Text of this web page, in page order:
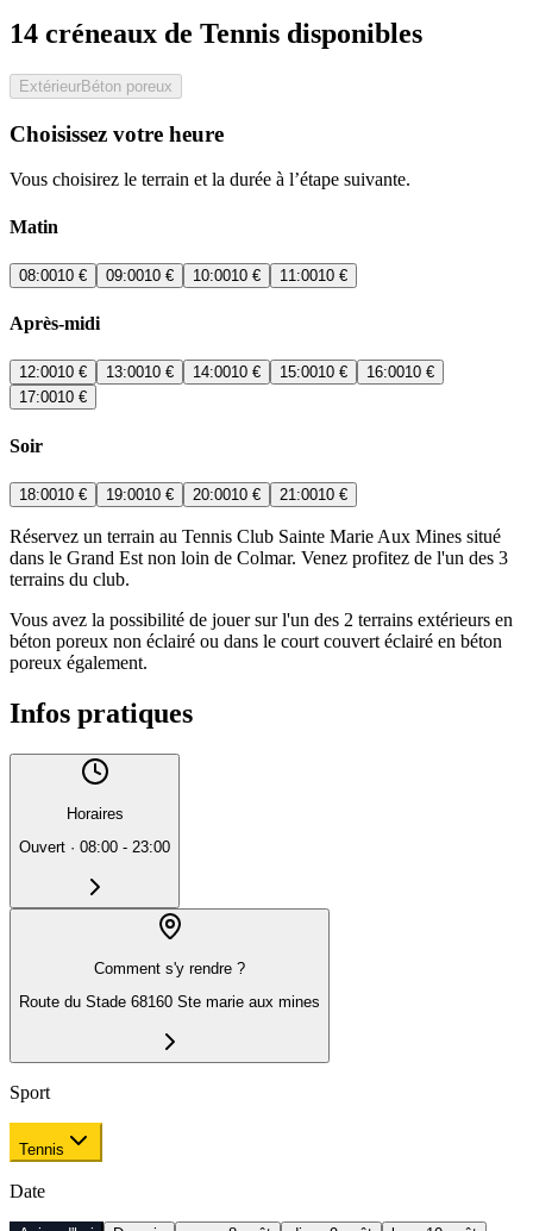
14 créneaux de Tennis disponibles
ExtérieurBéton poreux
Choisissez votre heure
Vous choisirez le terrain et la durée à l’étape suivante.
Matin
08:0010 € 09:0010 € 10:0010 € 11:0010 €
Après-midi
12:0010 € 13:0010 € 14:0010 € 15:0010 € 16:0010 €
17:0010 €
Soir
18:0010 € 19:0010 € 20:0010 € 21:0010 €
Réservez un terrain au Tennis Club Sainte Marie Aux Mines situé
dans le Grand Est non loin de Colmar. Venez profitez de l'un des 3
terrains du club.
Vous avez la possibilité de jouer sur l'un des 2 terrains extérieurs en
béton poreux non éclairé ou dans le court couvert éclairé en béton
poreux également.
Infos pratiques
Horaires
Ouvert · 08:00 - 23:00
Comment s'y rendre ?
Route du Stade 68160 Ste marie aux mines
Sport
Tennis
Date